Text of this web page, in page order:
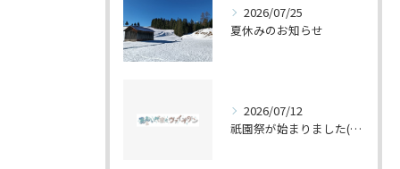
2026/07/25
夏休みのお知らせ
2026/07/12
祇園祭が始まりました(^^♪